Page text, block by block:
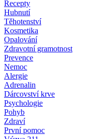
Recepty
Hubnutí
Těhotenství
Kosmetika
Opalování
Zdravotní gramotnost
Prevence
Nemoc
Alergie
Adrenalin
Dárcovství krve
Psychologie
Pohyb
Zdraví
První pomoc